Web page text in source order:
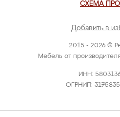
2015 - 2026 ©
Мебель от
ИНН:
ОГРНИП:
СХЕМА
Добавить в